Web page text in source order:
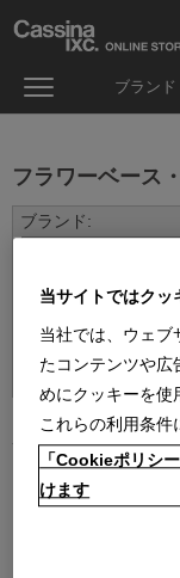
ブランド
フラワーベース
並べ替え：
当サイトではクッ
当社では、ウェブ
たコンテンツや広
めにクッキーを使
これらの利用条件
「Cookieポリシ
けます